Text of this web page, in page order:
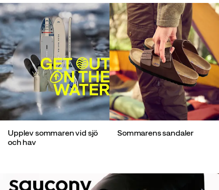
Upplev sommaren vid sjö
och hav
Sommarens sandaler